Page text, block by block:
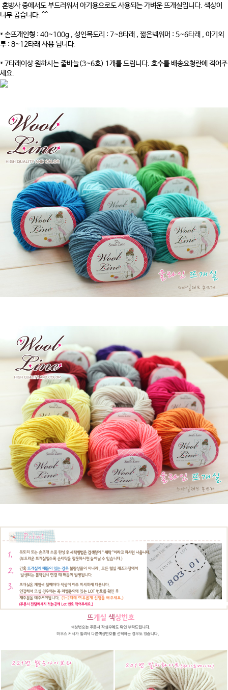
혼방사 중에서도 부드러워서 아기용으로도 사용되는 가벼운 뜨개실입니다. 색상이
너무 곱습니다. ^^
* 손뜨개인형 : 40~100g , 성인목도리 : 7~8타래 , 짧은넥워머 : 5~6타래 , 아기외
투 : 8~12타래 사용 됩니다.
* 7타래이상 원하시는 줄바늘(3~6호) 1개를 드립니다. 호수를 배송요청란에 적어주
세요.